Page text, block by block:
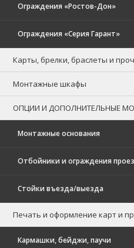
Ограждения «Ростов-Дон»
Ограждения «Серия Гарант»
Карты, брелки, браслеты и
Монтажные шкафы
ОПЦИИ И ДОПОЛНИТЕЛЬНЫЕ
Монтажные основания
Отбойники и ограждения
Стойки въезда/выезда
Печать и оформление карт и
Кармашки, бейджи, паучи